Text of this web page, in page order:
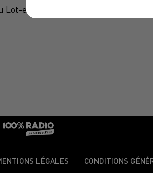
et-Garonne du 28/06/2024
LÉGALES CONDITIONS